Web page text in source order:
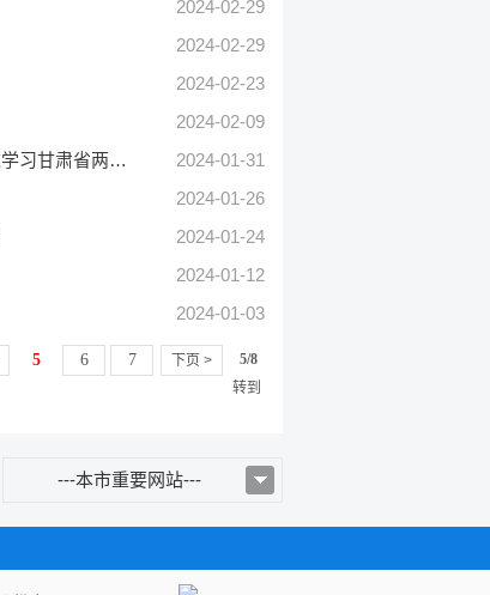
2024-02-29
2024-02-29
2024-02-23
2024-02-09
定西市公共资源交易中心召开党组理论学习中心组学习（扩大）会议暨传达学习甘肃省两会精神专题会议
2024-01-31
2024-01-26
2024-01-24
2024-01-12
2024-01-03
5 6 7 下页 >
5/8
转到
---本市重要网站---